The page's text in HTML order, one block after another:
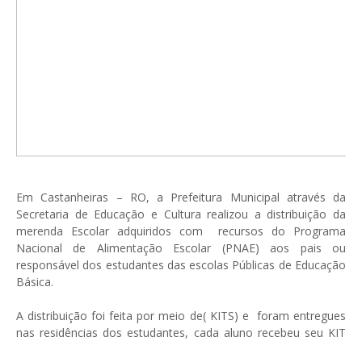
Em Castanheiras – RO, a Prefeitura Municipal através da
Secretaria de Educação e Cultura realizou a distribuição da
merenda Escolar adquiridos com recursos do Programa
Nacional de Alimentação Escolar (PNAE) aos pais ou
responsável dos estudantes das escolas Públicas de Educação
Básica.
A distribuição foi feita por meio de( KITS) e foram entregues
nas residências dos estudantes, cada aluno recebeu seu KIT